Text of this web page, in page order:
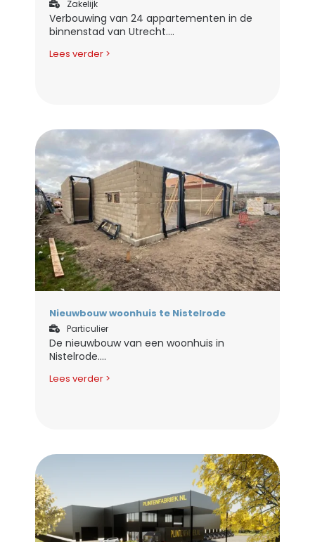
Zakelijk
Verbouwing van 24 appartementen in de
binnenstad van Utrecht....
Lees verder >
Nieuwbouw woonhuis te Nistelrode
Particulier
De nieuwbouw van een woonhuis in
Nistelrode....
Lees verder >